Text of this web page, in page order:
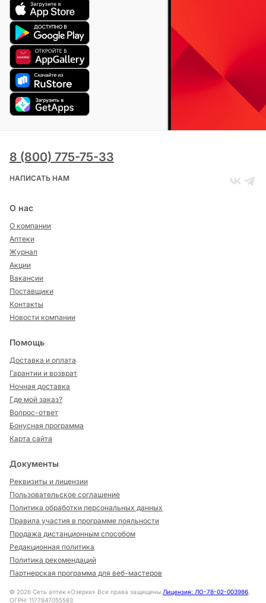
8 (800) 775-75-33
НАПИСАТЬ НАМ
О нас
О компании
Аптеки
Журнал
Акции
Вакансии
Поставщики
Контакты
Новости компании
Помощь
Доставка и оплата
Гарантии и возврат
Ночная доставка
Где мой заказ?
Вопрос-ответ
Бонусная программа
Карта сайта
Документы
Реквизиты и лицензии
Пользовательское соглашение
Политика обработки персональных данных
Правила участия в программе лояльности
Продажа дистанционным способом
Редакционная политика
Политика рекомендаций
Партнерская программа для веб-мастеров
© 2026 Сеть аптек «Озерки» Все права защищены Лицензия: ЛО-78-02-003986,
ОГРН: 1177847055583